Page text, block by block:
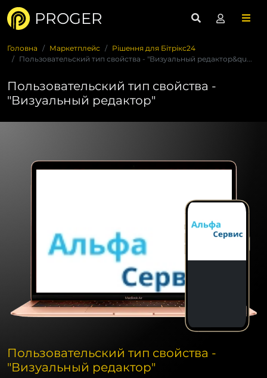
PROGER
Головна Маркетплейс
Рішення для Бітрікс24
Пользовательский тип свойства - "Визуальный редактор&qu...
Пользовательский тип свойства -
"Визуальный редактор"
Пользовательский тип свойства -
"Визуальный редактор"